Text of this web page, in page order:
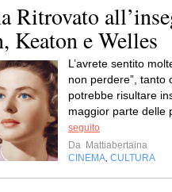
Ritrovato
Keaton e Welles
L’avrete sentito
non perdere”, tanto
potrebbe risultare
maggior parte delle
seguito
Da Mattiabertaina
CINEMA CULTURA